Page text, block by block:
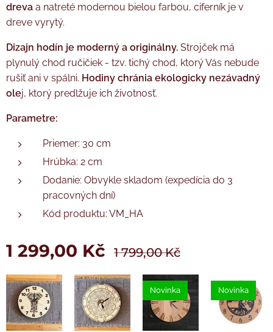
Tužková baterie AA není součástí balení.
Tužková baterie AA není součástí balení.
dreva a natreté modernou bielou farbou, ciferník je v
dreve vyrytý.
Dizajn hodín je moderný a originálny. Strojček má
plynulý chod ručičiek - tzv. tichý chod, ktorý Vás nebude
rušiť ani v spálni. Hodiny chránia ekologicky nezávadný
olej, ktorý predlžuje ich životnosť.
Parametre:
Priemer: 30 cm
Hrúbka: 2 cm
Dodanie: Obvykle skladom (expedícia do 3
pracovných dní)
Kód produktu: VM_HA
1 299,00 Kč 1 799,00Kč
Novinka Novinka